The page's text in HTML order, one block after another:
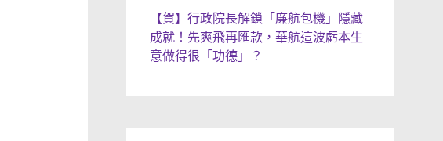
【賀】行政院長解鎖「廉航包機」隱藏
成就！先爽飛再匯款，華航這波虧本生
意做得很「功德」？